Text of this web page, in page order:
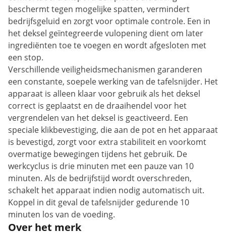
beschermt tegen mogelijke spatten, vermindert
bedrijfsgeluid en zorgt voor optimale controle. Een in
het deksel geïntegreerde vulopening dient om later
ingrediënten toe te voegen en wordt afgesloten met
een stop.
Verschillende veiligheidsmechanismen garanderen
een constante, soepele werking van de tafelsnijder. Het
apparaat is alleen klaar voor gebruik als het deksel
correct is geplaatst en de draaihendel voor het
vergrendelen van het deksel is geactiveerd. Een
speciale klikbevestiging, die aan de pot en het apparaat
is bevestigd, zorgt voor extra stabiliteit en voorkomt
overmatige bewegingen tijdens het gebruik. De
werkcyclus is drie minuten met een pauze van 10
minuten. Als de bedrijfstijd wordt overschreden,
schakelt het apparaat indien nodig automatisch uit.
Koppel in dit geval de tafelsnijder gedurende 10
minuten los van de voeding.
Over het merk